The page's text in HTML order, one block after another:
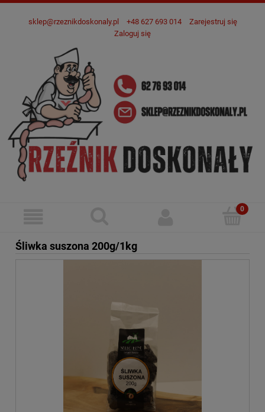
sklep@rzeznikdoskonaly.pl +48 627 693 014
Zarejestruj się
Zaloguj się
Śliwka suszona 200g/1kg